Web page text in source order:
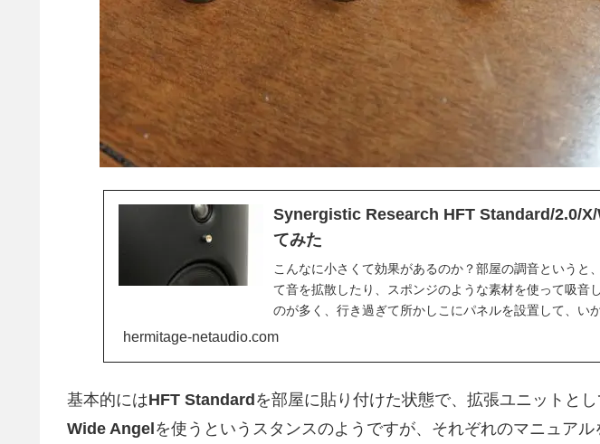
Synergistic Research HFT Standard/2.0/X/
てみた
こんなに小さくて効果があるのか？部屋の調音というと
て音を拡散したり、スポンジのような素材を使って吸音
のが多く、行き過ぎて所かしこにパネルを設置して、い
ているかと思うような見栄...
hermitage-netaudio.com
基本的にはHFT Standard を部屋に貼り付けた状態で、拡張ユニットとし
Wide Angel を使うというスタンスのようですが、それぞれのマニュアル